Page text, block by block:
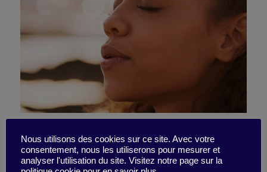
Je stimule ma concentration
pour une réunion plus
Nous utilisons des cookies sur ce site. Avec votre
consentement, nous les utiliserons pour mesurer et
analyser l'utilisation du site. Visitez notre page sur la